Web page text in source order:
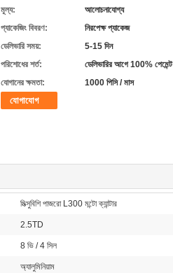
মূল্য:
আলোচনাযোগ্য
প্যাকেজিং বিবরণ:
নিরপেক্ষ প্যাকেজ
ডেলিভারি সময়:
5-15 দিন
পরিশোধের শর্ত:
ডেলিভারির আগে 100% পেমেন্ট
যোগানের ক্ষমতা:
1000 পিসি / মাস
যোগাযোগ
মিত্সুবিশি পাজরো L300 মন্টো ক্যান্টার
2.5TD
8 ভি / 4 সিল
অ্যালুমিনিয়াম